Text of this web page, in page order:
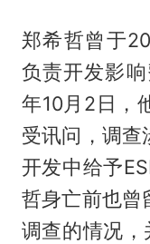
郑希哲曾于
负责开发影
年10月2日，
受讯问，调查
开发中给予
哲身亡前也曾
调查的情况，